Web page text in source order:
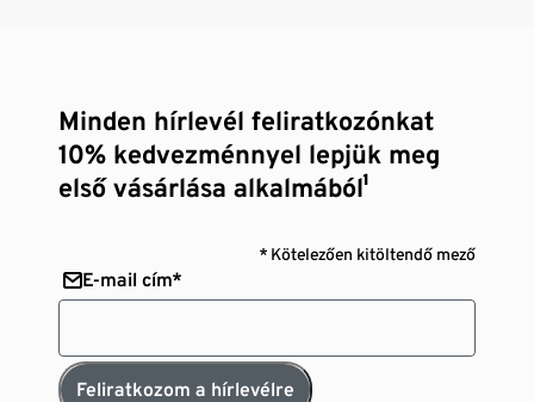
Minden hírlevél feliratkozónkat
10% kedvezménnyel lepjük meg
első vásárlása alkalmából¹
* Kötelezően kitöltendő mező
E-mail cím*
Feliratkozom a hírlevélre